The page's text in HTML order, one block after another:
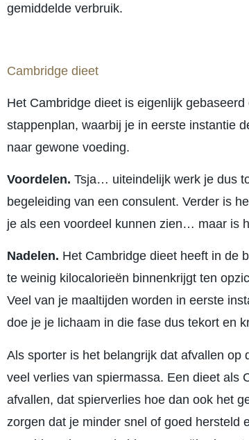
gemiddelde verbruik.
Cambridge dieet
Het Cambridge dieet is eigenlijk
stappenplan, waarbij je in eerste instantie
naar gewone voeding.
Voordelen. Tsja… uiteindelijk werk je dus
begeleiding van een consulent. Verder is
je als een voordeel kunnen zien… maar is
Nadelen. Het Cambridge dieet heeft in de
te weinig kilocalorieën binnenkrijgt ten
Veel van je maaltijden worden in eerste
doe je je lichaam in die fase dus tekort en
Als sporter is het belangrijk dat afvallen
veel verlies van spiermassa. Een dieet als
afvallen, dat spierverlies hoe dan ook het
zorgen dat je minder snel of goed hersteld